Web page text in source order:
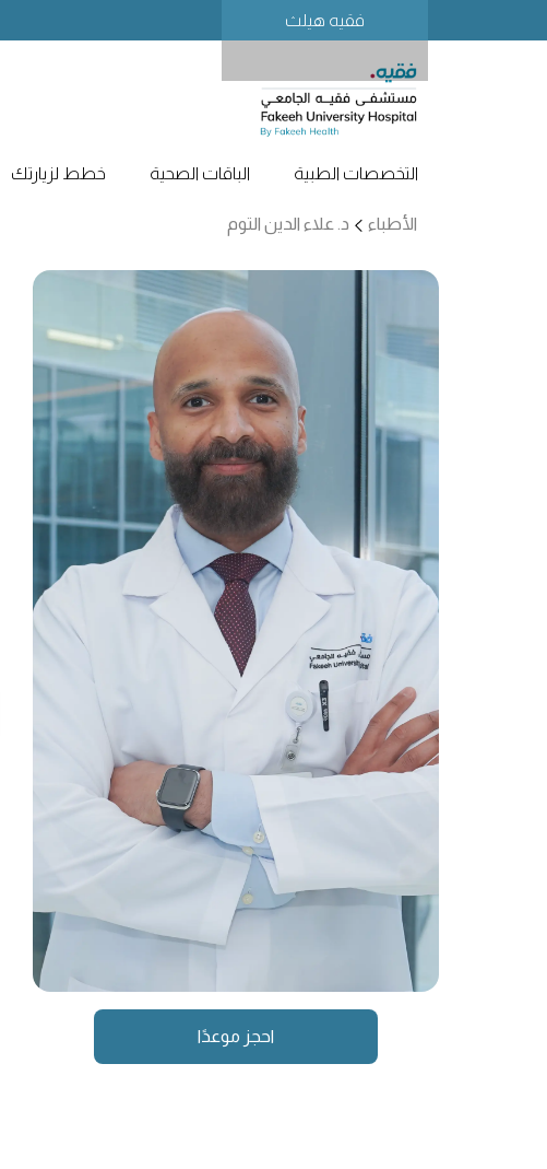
فقيه هيلث
التخصصات الطبية الباقات الصحية خطط لزيارتك
الأطباء د. علاء الدين التوم
احجز موعدًا